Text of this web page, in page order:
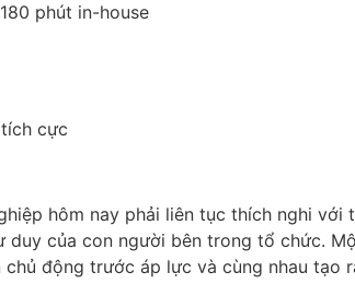
phút in-house
cực
hôm nay phải liên tục thích nghi
duy của con người bên trong tổ chức.
động trước áp lực và cùng nhau tạo